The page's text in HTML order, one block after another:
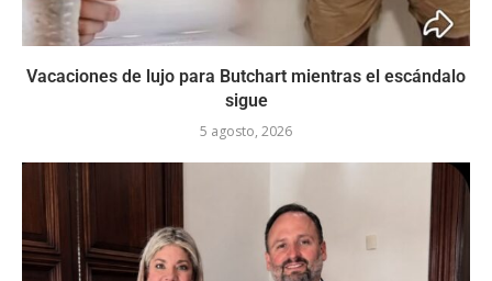
Vacaciones de lujo para Butchart mientras el escándalo
sigue
5 agosto, 2026